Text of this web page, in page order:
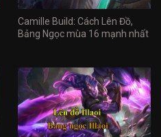
Camille Build: Cách Lên Đồ,
Bảng Ngọc mùa 16 mạnh nhất